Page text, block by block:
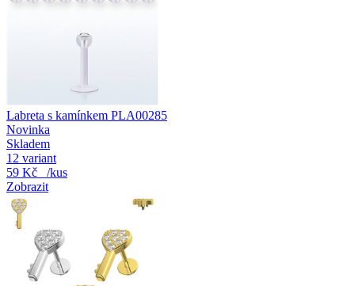
Labreta s kamínkem PLA00285
Novinka
Skladem
12 variant
59 Kč
/kus
Zobrazit